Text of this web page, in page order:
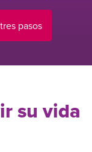
pasos
su vida